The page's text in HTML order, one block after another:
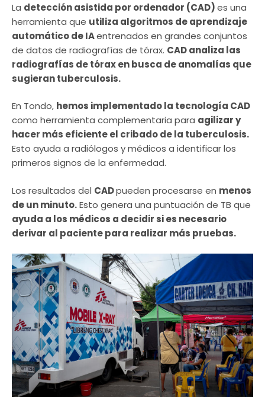
La detección asistida por ordenador (CAD)es una
herramienta que utiliza algoritmos de aprendizaje
automático de IAentrenados en grandes conjuntos
de datos de radiografías de tórax. CAD analiza las
radiografías de tórax en busca de anomalías que
sugieran tuberculosis.
En Tondo, hemos implementado la tecnología CAD
como herramienta complementaria para agilizar y
hacer más eficiente el cribado de la tuberculosis.
Esto ayuda a radiólogos y médicos a identificar los
primeros signos de la enfermedad.
Los resultados del CADpueden procesarse en menos
de un minuto.Esto genera una puntuación de TB que
ayuda a los médicos a decidir si es necesario
derivar al paciente para realizar más pruebas.